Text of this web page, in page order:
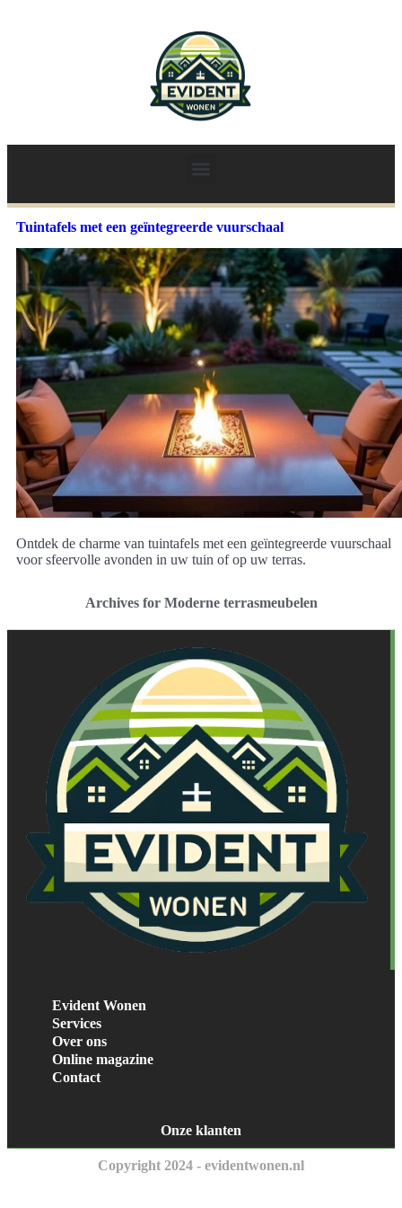
Tuintafels met een geïntegreerde vuurschaal
Ontdek de charme van tuintafels met een geïntegreerde vuurschaal
voor sfeervolle avonden in uw tuin of op uw terras.
Archives for Moderne terrasmeubelen
Evident Wonen
Services
Over ons
Online magazine
Contact
Onze klanten
Copyright 2024 - evidentwonen.nl